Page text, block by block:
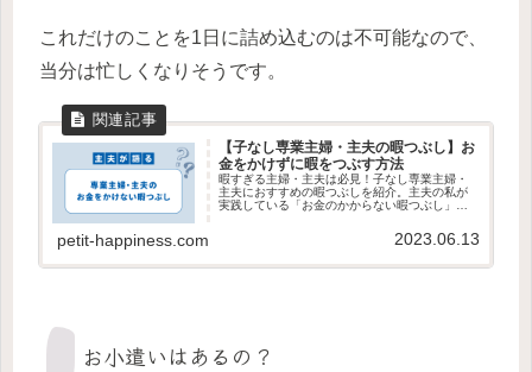
これだけのことを1日に詰め込むのは不可能なので、
当分は忙しくなりそうです。
【子なし専業主婦・主夫の暇つぶし】お
金をかけずに暇をつぶす方法
暇すぎる主婦・主夫は必見！子なし専業主婦・
主夫におすすめの暇つぶしを紹介。主夫の私が
実践している「お金のかからない暇つぶし」を
petit-happiness.com 2023.06.13
お小遣いはあるの？